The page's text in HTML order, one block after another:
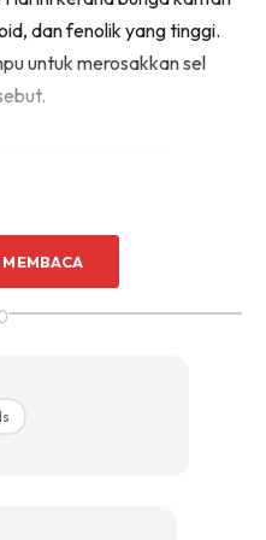
dan elegant
sekarang di
dan fenolik yang tinggi.
untuk merosakkan sel